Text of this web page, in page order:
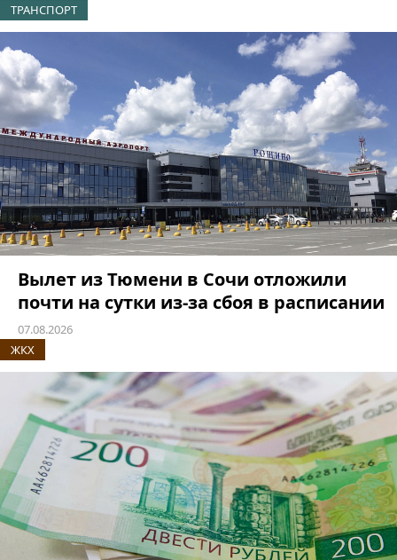
ТРАНСПОРТ
Вылет из Тюмени в Сочи отложили
почти на сутки из-за сбоя в расписании
07.08.2026
ЖКХ